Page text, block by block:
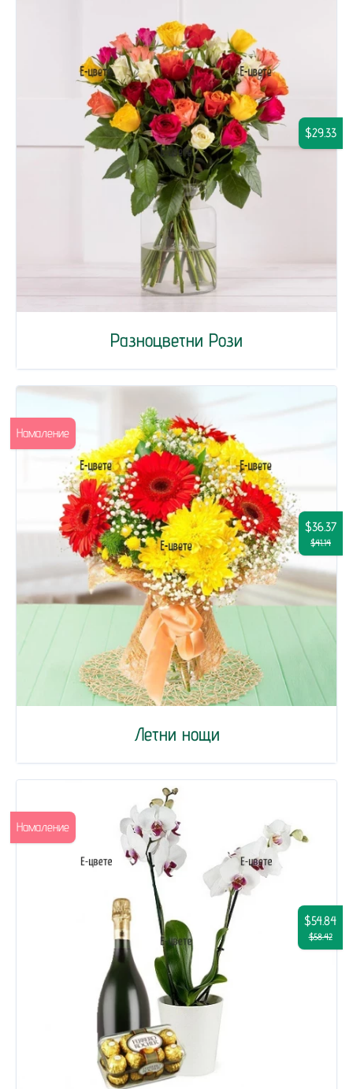
Разноцветни Рози
$29.33
Летни нощи
$36.37
$41.14
Намаление
$54.84
$58.42
Намаление